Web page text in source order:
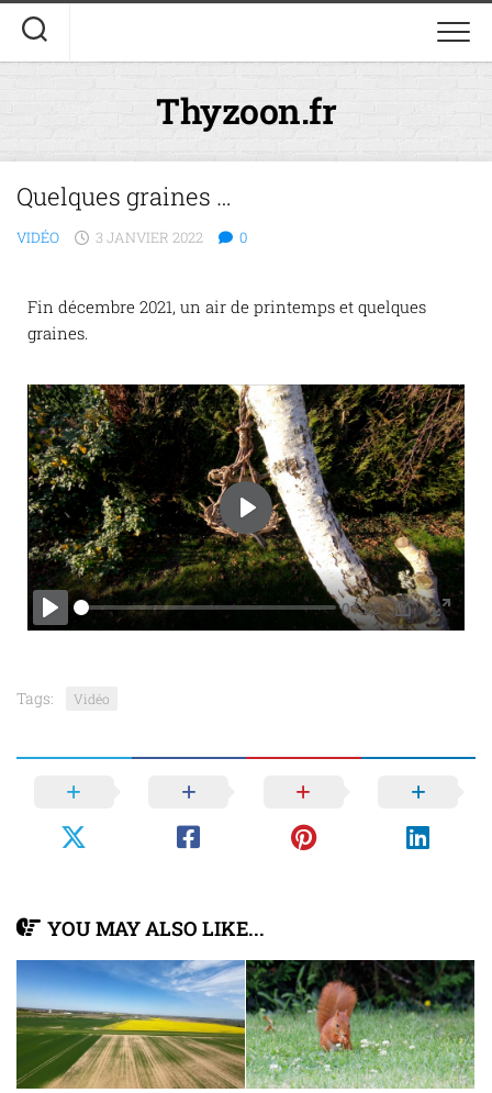
Thyzoon.fr
Quelques graines …
VIDÉO 3 JANVIER 2022 0
Fin décembre 2021, un air de printemps et quelques
graines.
Play
01:22
PIP Enter
Play
Tags: Vidéo
YOU MAY ALSO LIKE...